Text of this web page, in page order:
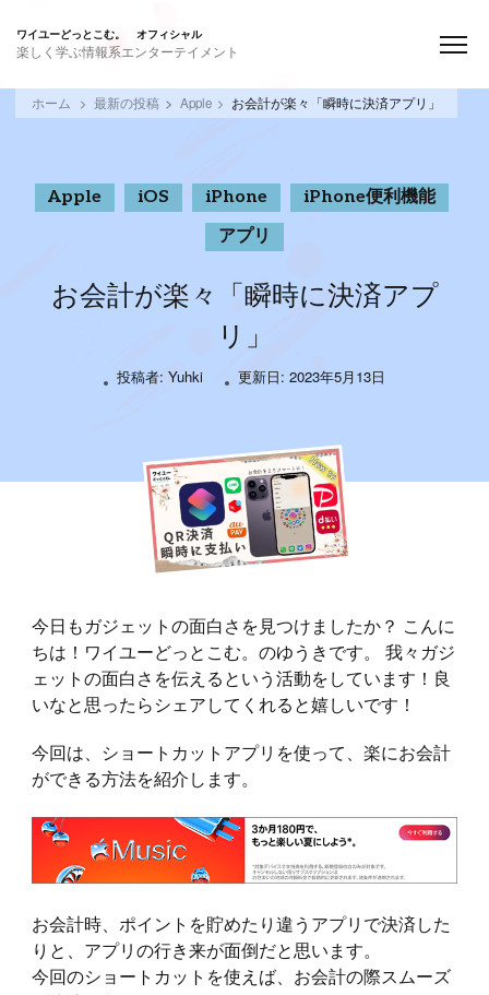
ワイユーどっとこむ。 オフィシャル
楽しく学ぶ情報系エンターテイメント
ホーム 最新の投稿 Apple お会計が楽々「瞬時に決済アプリ」
Apple iOS iPhone
iPhone便利機能
アプリ
お会計が楽々「瞬時に決済アプ
リ」
投稿者: Yuhki 更新日: 2023年5月13日
今日もガジェットの面白さを見つけましたか？ こんに
ちは！ワイユーどっとこむ。のゆうきです。 我々ガジ
ェットの面白さを伝えるという活動をしています！良
いなと思ったらシェアしてくれると嬉しいです！
今回は、ショートカットアプリを使って、楽にお会計
ができる方法を紹介します。
お会計時、ポイントを貯めたり違うアプリで決済した
りと、アプリの行き来が面倒だと思います。
今回のショートカットを使えば、お会計の際スムーズ